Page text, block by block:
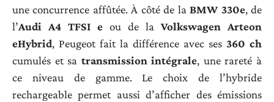
une concurrence affûtée. À côté de laBMW 330e, de
l’Audi A4 TFSI e ou de la Volkswagen Arteon
eHybrid, Peugeot fait la différence avec ses 360 ch
cumulés et sa transmission intégrale, une rareté à
ce niveau de gamme. Le choix de l’hybride
rechargeable permet aussi d’afficher des émissions